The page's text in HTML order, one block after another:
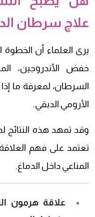
علاج سرطان
يرى العلماء أن الخطوة
خفض الأندروجين،
السرطان، لمعرفة ما
الأرومي الدبقي.
وقد تمهد هذه النتائج
تعتمد على فهم العلاقة
المناعي داخل الدماغ.
علاقة هرمون